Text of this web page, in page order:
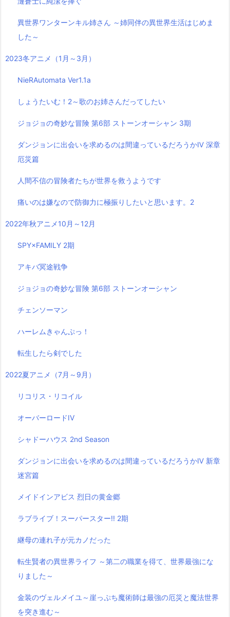
異世界ワンターンキル姉さん ～姉同伴の異世界生活はじめま
した～
2023冬アニメ（1月～3月）
NieRAutomata Ver1.1a
しょうたいむ！2～歌のお姉さんだってしたい
ジョジョの奇妙な冒険 第6部 ストーンオーシャン 3期
ダンジョンに出会いを求めるのは間違っているだろうかⅣ 深章
厄災篇
人間不信の冒険者たちが世界を救うようです
痛いのは嫌なので防御力に極振りしたいと思います。2
2022年秋アニメ10月～12月
SPY×FAMILY 2期
アキバ冥途戦争
ジョジョの奇妙な冒険 第6部 ストーンオーシャン
チェンソーマン
ハーレムきゃんぷっ！
転生したら剣でした
2022夏アニメ（7月～9月）
リコリス・リコイル
オーバーロードIV
シャドーハウス 2nd Season
ダンジョンに出会いを求めるのは間違っているだろうかⅣ 新章
迷宮篇
メイドインアビス 烈日の黄金郷
ラブライブ！スーパースター!! 2期
継母の連れ子が元カノだった
転生賢者の異世界ライフ ～第二の職業を得て、世界最強にな
りました～
金装のヴェルメイユ～崖っぷち魔術師は最強の厄災と魔法世界
を突き進む～